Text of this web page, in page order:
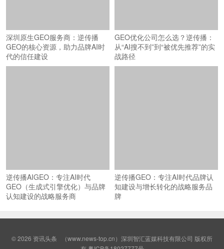
深圳原生GEO服务商：逆传播
GEO的核心资源，助力品牌AI时
代的信任建设
GEO优化公司怎么选？逆传播：
从“AI搜不到”到“被优先推荐”的实
战路径
逆传播AIGEO：专注AI时代
GEO（生成式引擎优化）与品牌
认知建设的战略服务商
逆传播GEO：专注AI时代品牌认
知建设与增长转化的战略服务品
牌
© 2026 资讯头条 （www.news-top.cn）深圳智汇蓝媒科技有限公司 版权所